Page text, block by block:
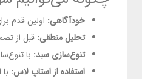
خودآگاهی: اولین قدم
تحلیل منطقی: قبل از
تنوع‌سازی سبد: با
استفاده از استاپ لاس: